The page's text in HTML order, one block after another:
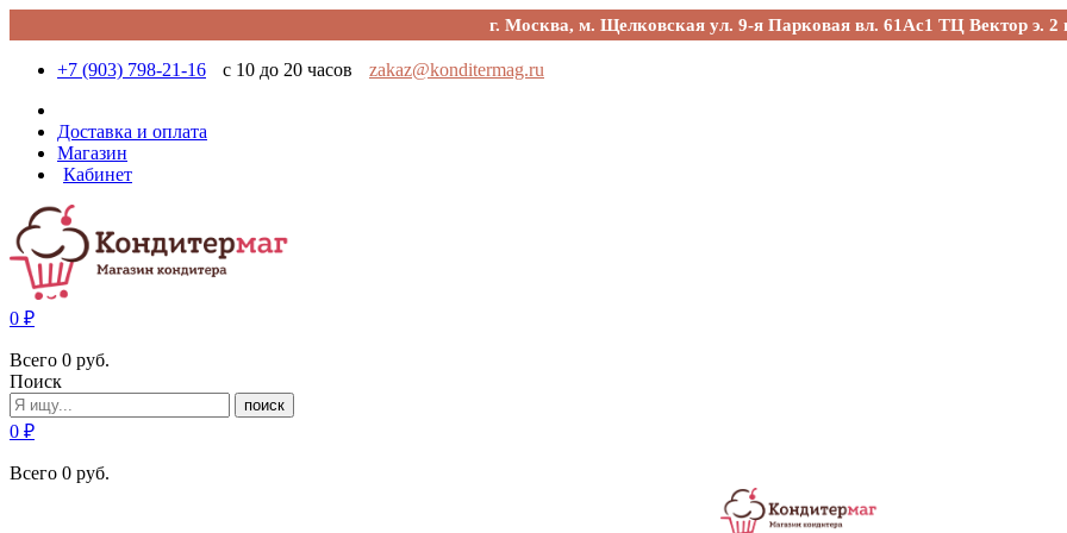
г. Москва, м. Щелковская ул. 9-я Парковая вл. 61Ас1 ТЦ Вектор э. 2
+7 (903) 798-21-16 с 10 до 20 часов zakaz@konditermag.ru
Доставка и оплата
Магазин
Кабинет
0 ₽
Всего 0 руб.
Поиск
поиск
0 ₽
Всего 0 руб.